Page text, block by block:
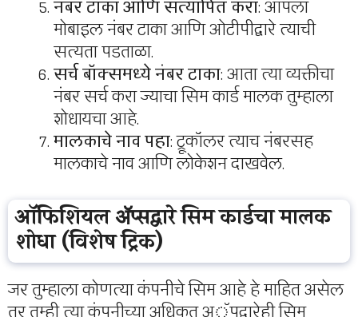
नंबर टाका आणि सत्यापित करा: आपला
मोबाइल नंबर टाका आणि ओटीपीद्वारे त्याची
सत्यता पडताळा.
सर्च बॉक्समध्ये नंबर टाका: आता त्या व्यक्तीचा
नंबर सर्च करा ज्याचा सिम कार्ड मालक तुम्हाला
शोधायचा आहे.
मालकाचे नाव पहा: ट्रूकॉलर त्याच नंबरसह
मालकाचे नाव आणि लोकेशन दाखवेल.
ऑफिशियल ॲप्सद्वारे सिम कार्डचा मालक
शोधा (विशेष ट्रिक)
जर तुम्हाला कोणत्या कंपनीचे सिम आहे हे माहित असेल